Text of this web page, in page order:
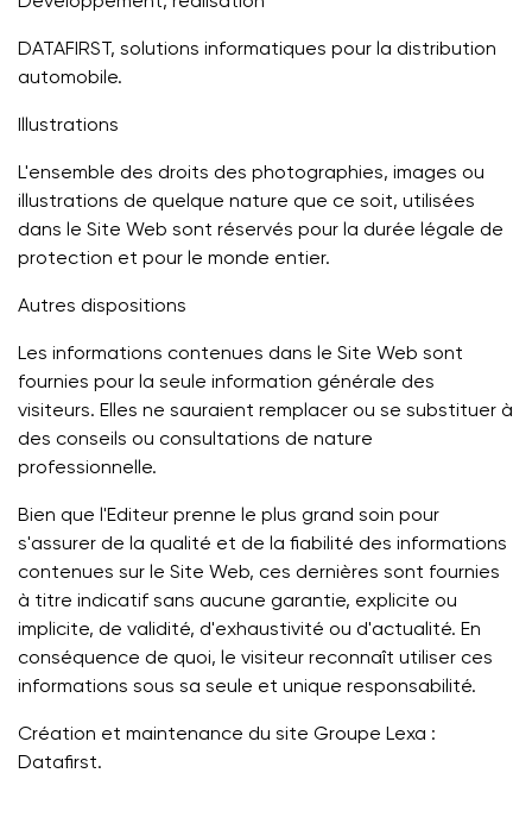
DATAFIRST, solutions informatiques pour la distribution
automobile.
Illustrations
L'ensemble des droits des photographies, images ou
illustrations de quelque nature que ce soit, utilisées
dans le Site Web sont réservés pour la durée légale de
protection et pour le monde entier.
Autres dispositions
Les informations contenues dans le Site Web sont
fournies pour la seule information générale des
visiteurs. Elles ne sauraient remplacer ou se substituer à
des conseils ou consultations de nature
professionnelle.
Bien que l'Editeur prenne le plus grand soin pour
s'assurer de la qualité et de la fiabilité des informations
contenues sur le Site Web, ces dernières sont fournies
à titre indicatif sans aucune garantie, explicite ou
implicite, de validité, d'exhaustivité ou d'actualité. En
conséquence de quoi, le visiteur reconnaît utiliser ces
informations sous sa seule et unique responsabilité.
Création et maintenance du site Groupe Lexa :
Datafirst.